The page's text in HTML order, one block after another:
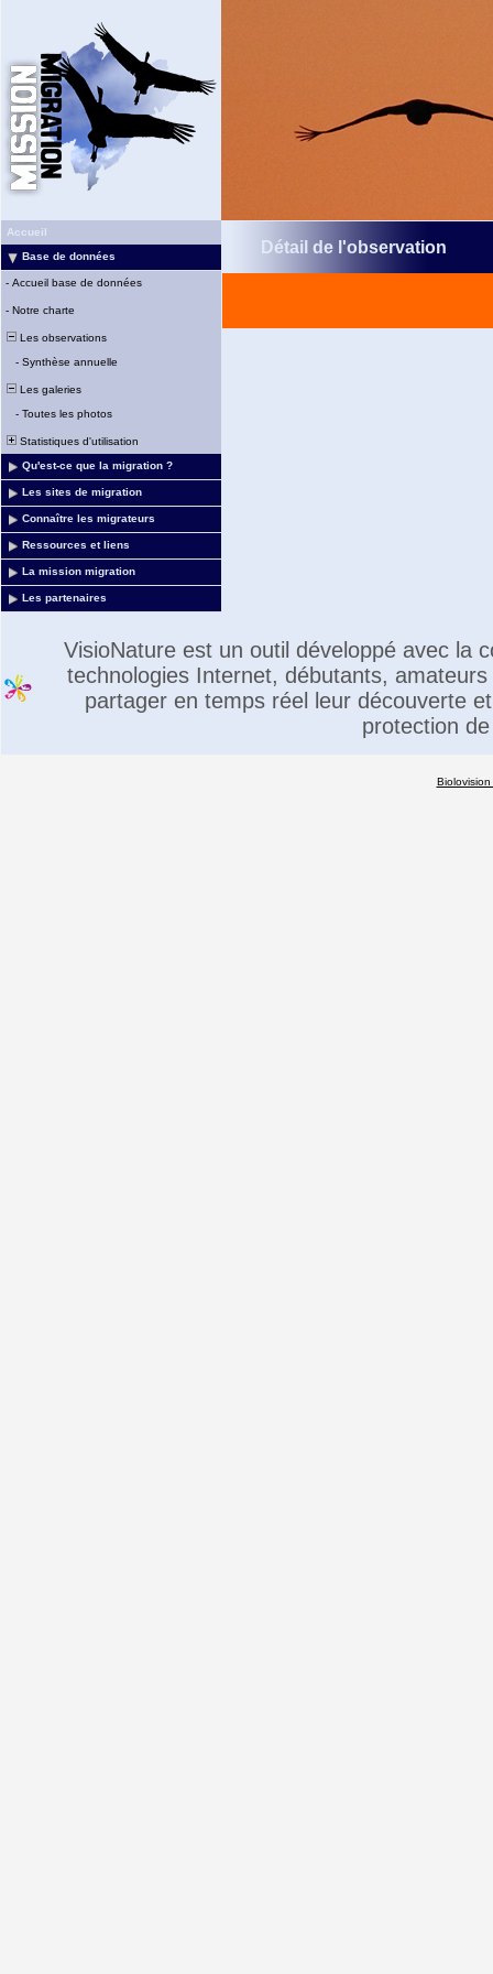
Accueil
Base de données
- Accueil base de données
- Notre charte
Les observations
- Synthèse annuelle
Les galeries
- Toutes les photos
Statistiques d'utilisation
Qu'est-ce que la migration ?
Les sites de migration
Connaître les migrateurs
Ressources et liens
La mission migration
Les partenaires
Détail de l'observation
VisioNature est un outil développé avec la
technologies Internet, débutants,
partager en temps réel leur découverte
protection
Biolovision